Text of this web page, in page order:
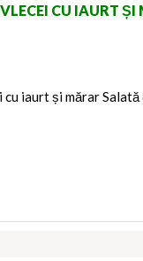
CU IAURT ȘI
cu iaurt și mărar